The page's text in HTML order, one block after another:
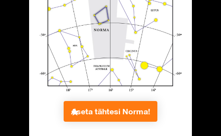
Aseta tähtesi Norma!